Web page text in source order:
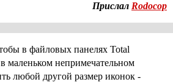
Прислал Rodocop
в файловых панелях Total
маленьком непримечательном
любой другой размер иконок -